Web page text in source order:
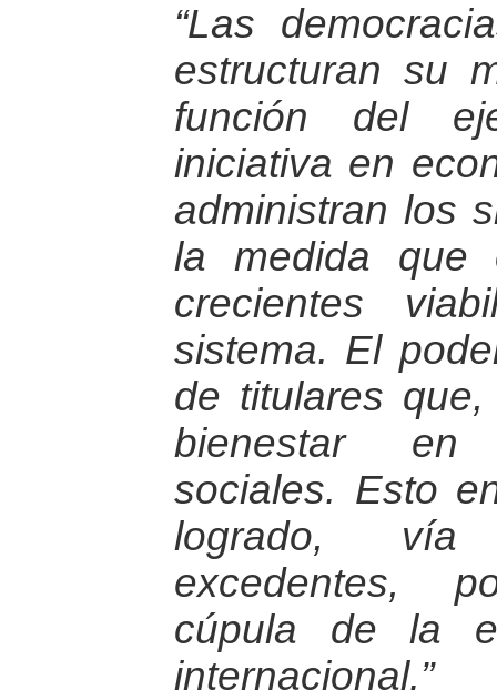
“Las
estructuran su
función del
iniciativa en
administran los
la medida que
crecientes
sistema. El
de titulares
bienestar en
sociales. Esto
logrado, vía
excedentes,
cúpula de la
internacional.”